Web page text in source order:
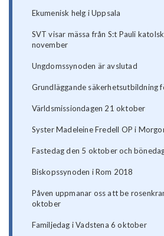
Ekumenisk helg i Uppsala
SVT visar mässa från S:t Pauli
november
Ungdomssynoden är avslutad
Grundläggande säkerhetsutbildning
Världsmissiondagen 21 oktober
Syster Madeleine Fredell OP i
Fastedag den 5 oktober och
Biskopssynoden i Rom 2018
Påven uppmanar oss att be
oktober
Familjedag i Vadstena 6 oktober